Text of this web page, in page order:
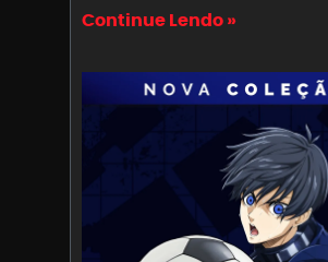
Continue Lendo »